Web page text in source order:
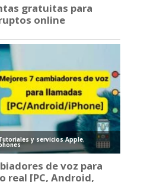
gratuitas para
online
y servicios Apple,
de voz para
real [PC, Android,